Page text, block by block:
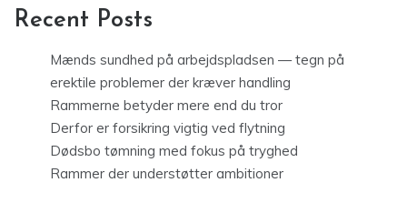
Recent Posts
Mænds sundhed på arbejdspladsen — tegn på
erektile problemer der kræver handling
Rammerne betyder mere end du tror
Derfor er forsikring vigtig ved flytning
Dødsbo tømning med fokus på tryghed
Rammer der understøtter ambitioner